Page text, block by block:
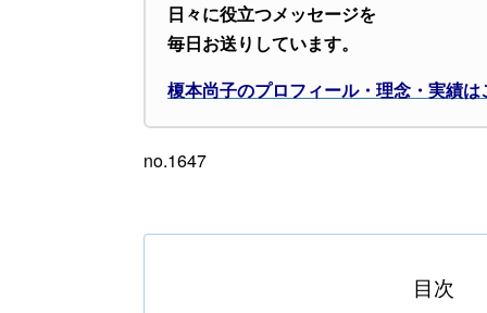
日々に役立つメッセージを
毎日お送りしています。
榎本尚子のプロフィール・理念・実績は
no.1647
目次